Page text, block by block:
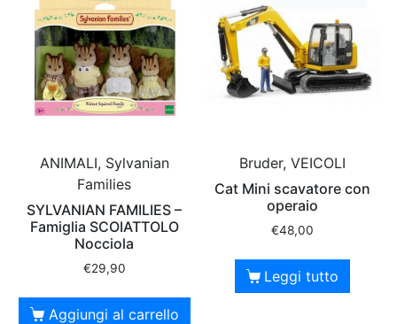
ANIMALI, Sylvanian
Families
SYLVANIAN FAMILIES –
Famiglia SCOIATTOLO
Nocciola
€29,90
Aggiungi al carrello
Bruder, VEICOLI
Cat Mini scavatore con
operaio
€48,00
Leggi tutto